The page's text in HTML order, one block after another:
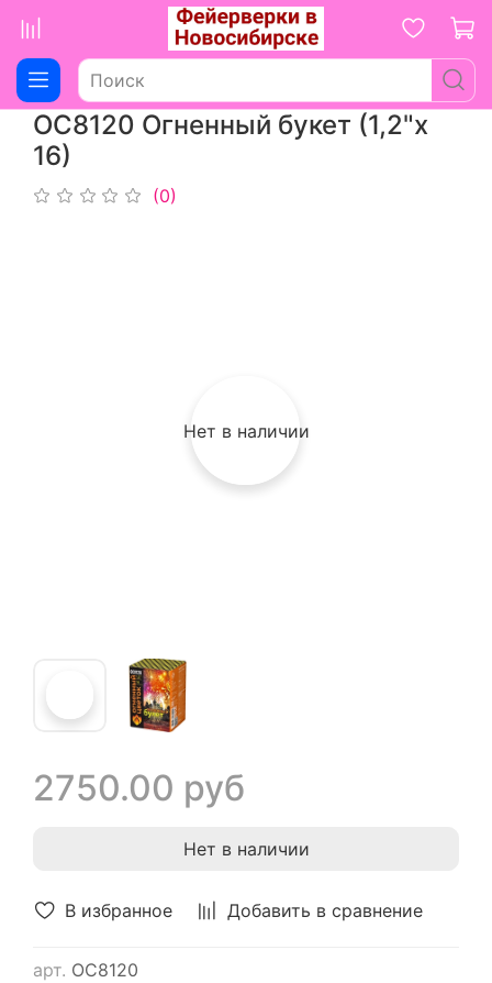
ОС8120 Огненный букет (1,2"х
16)
(0)
В избранное Добавить в сравнение
арт. ОС8120
Нет в наличии
2750.00 руб
Нет в наличии